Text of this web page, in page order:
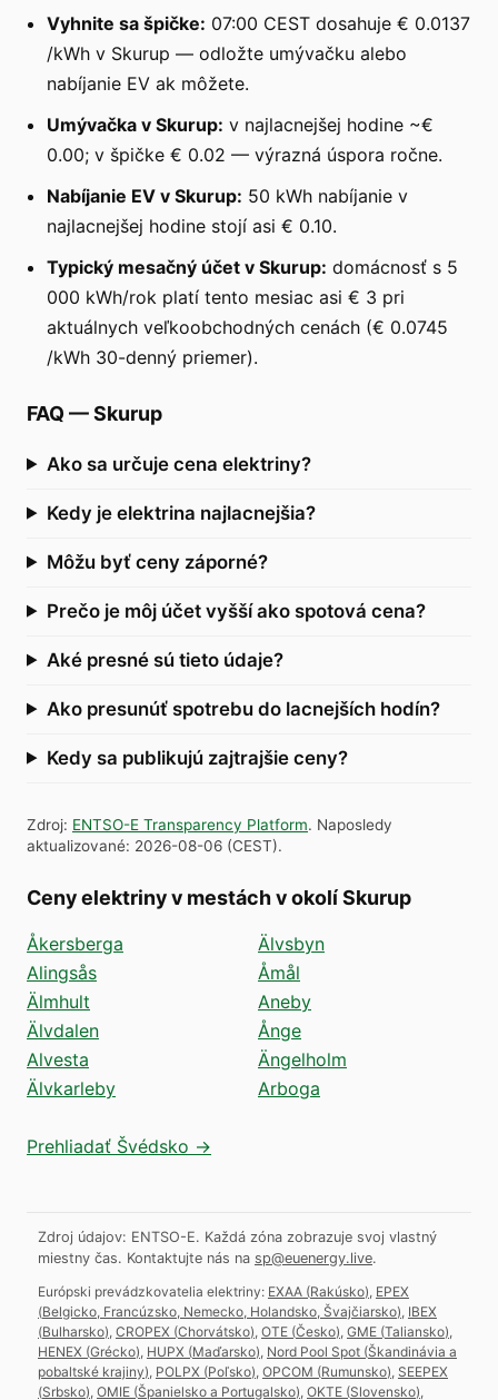
Vyhnite sa špičke: 07:00 CEST dosahuje € 0.0137
/kWh v Skurup — odložte umývačku alebo
nabíjanie EV ak môžete.
Umývačka v Skurup: v najlacnejšej hodine ~€
0.00; v špičke € 0.02 — výrazná úspora ročne.
Nabíjanie EV v Skurup: 50 kWh nabíjanie v
najlacnejšej hodine stojí asi € 0.10.
Typický mesačný účet v Skurup: domácnosť s 5
000 kWh/rok platí tento mesiac asi € 3 pri
aktuálnych veľkoobchodných cenách (€ 0.0745
/kWh 30-denný priemer).
FAQ —Skurup
Ako sa určuje cena elektriny?
Kedy je elektrina najlacnejšia?
Môžu byť ceny záporné?
Prečo je môj účet vyšší ako spotová cena?
Aké presné sú tieto údaje?
Ako presunúť spotrebu do lacnejších hodín?
Kedy sa publikujú zajtrajšie ceny?
Zdroj: ENTSO-E Transparency Platform. Naposledy
aktualizované: 2026-08-06 (CEST).
Ceny elektriny v mestách v okolí Skurup
Åkersberga
Alingsås
Älmhult
Älvdalen
Alvesta
Älvkarleby
Älvsbyn
Åmål
Aneby
Ånge
Ängelholm
Arboga
Prehliadať Švédsko →
Zdroj údajov: ENTSO-E. Každá zóna zobrazuje svoj vlastný
miestny čas. Kontaktujte nás na sp@euenergy.live.
Európski prevádzkovatelia elektriny: EXAA (Rakúsko) EPEX
(Belgicko, Francúzsko, Nemecko, Holandsko, Švajčiarsko) IBEX
(Bulharsko) CROPEX (Chorvátsko) OTE (Česko) GME (Taliansko)
HENEX (Grécko) HUPX (Maďarsko) Nord Pool Spot (Škandinávia a
pobaltské krajiny) POLPX (Poľsko) OPCOM (Rumunsko) SEEPEX
(Srbsko) OMIE (Španielsko a Portugalsko) OKTE (Slovensko)